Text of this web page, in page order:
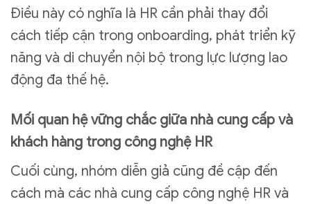
Điều này có nghĩa là HR cần phải thay đổi
cách tiếp cận trong onboarding, phát triển kỹ
năng và di chuyển nội bộ trong lực lượng lao
động đa thế hệ.
Mối quan hệ vững chắc giữa nhà cung cấp và
khách hàng trong công nghệ HR
Cuối cùng, nhóm diễn giả cũng đề cập đến
cách mà các nhà cung cấp công nghệ HR và